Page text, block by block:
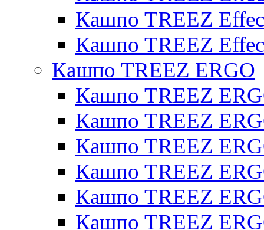
Кашпо TREEZ
Кашпо TREEZ
Кашпо TREEZ ERGO
Кашпо TREEZ
Кашпо TREEZ
Кашпо TREEZ
Кашпо TREEZ
Кашпо TREEZ
Кашпо TREEZ